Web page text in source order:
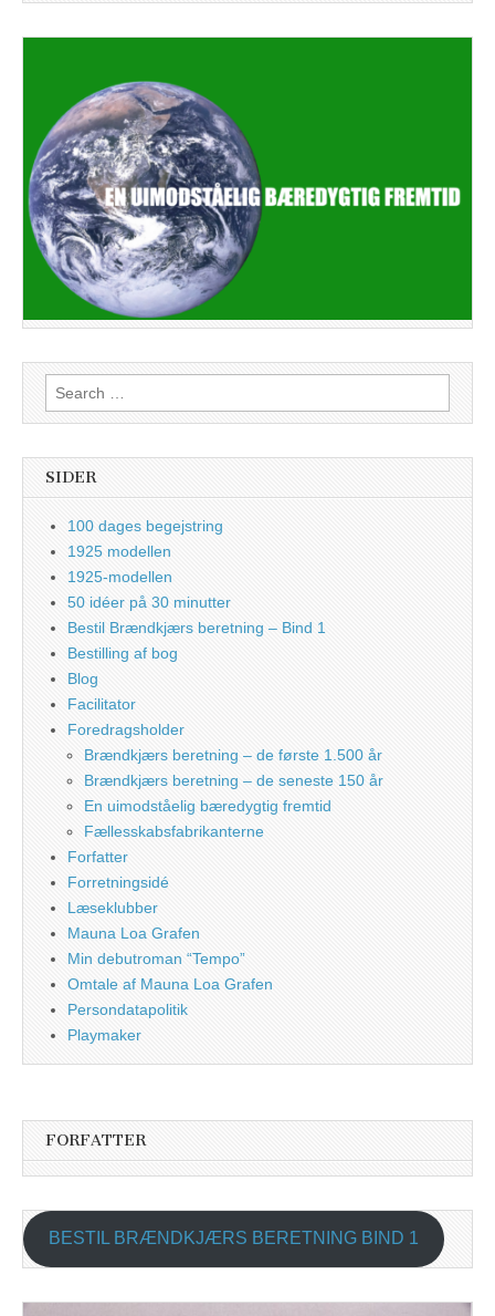
Search
for:
SIDER
100 dages begejstring
1925 modellen
1925-modellen
50 idéer på 30 minutter
Bestil Brændkjærs beretning – Bind 1
Bestilling af bog
Blog
Facilitator
Foredragsholder
Brændkjærs beretning – de første 1.500 år
Brændkjærs beretning – de seneste 150 år
En uimodståelig bæredygtig fremtid
Fællesskabsfabrikanterne
Forfatter
Forretningsidé
Læseklubber
Mauna Loa Grafen
Min debutroman “Tempo”
Omtale af Mauna Loa Grafen
Persondatapolitik
Playmaker
FORFATTER
BESTIL BRÆNDKJÆRS BERETNING BIND 1